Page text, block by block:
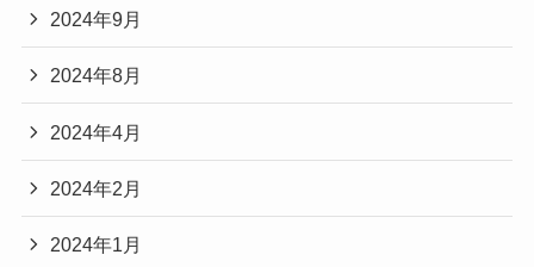
2024年9月
2024年8月
2024年4月
2024年2月
2024年1月